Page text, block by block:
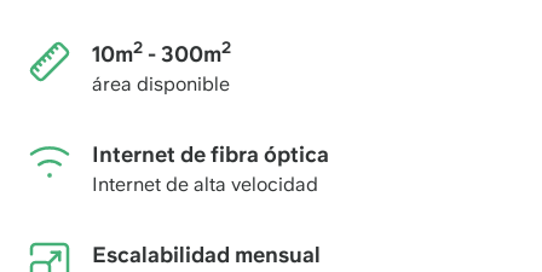
10m2- 300m2
área disponible
Internet de fibra óptica
Internet de alta velocidad
Escalabilidad mensual